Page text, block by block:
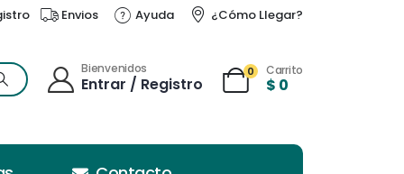
Envios Ayuda ¿Cómo Llegar?
Bienvenidos
Entrar / Registro
0 Carrito
$ 0